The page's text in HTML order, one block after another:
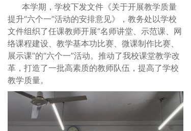
本学期，学校下发文件《关于开展教学质量
提升“六个一”活动的安排意见》，教务处以学校
文件组织了任课教师开展“名师讲堂、示范课、网
络课程建设、教学基本功比赛、微课制作比赛、
展示课”的“六个一”活动。推动了我校课堂教学改
革，打造了一批高素质的教师队伍，提高了学校
教学质量。